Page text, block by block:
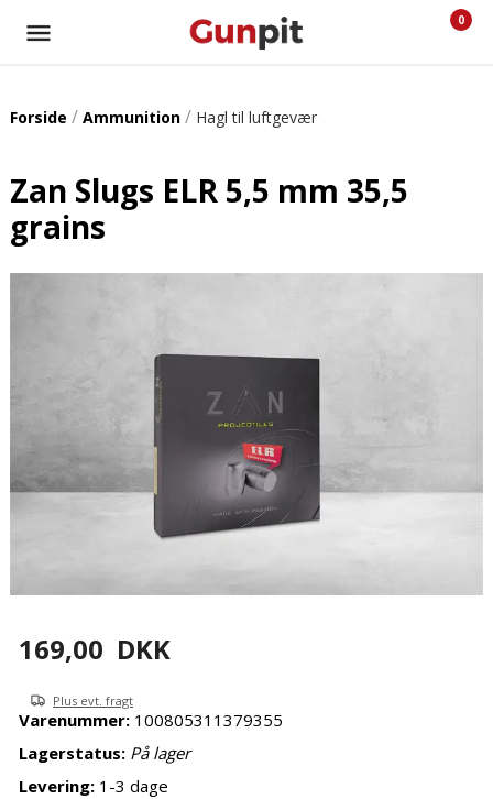
0
Forside / Ammunition/ Hagl til luftgevær
Zan Slugs ELR 5,5 mm 35,5
grains
169,00 DKK
Plus evt. fragt
Varenummer: 100805311379355
Lagerstatus: På lager
Levering:1-3 dage